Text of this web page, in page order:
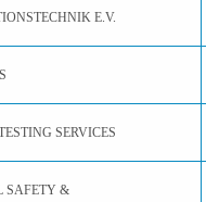
E.V.
SERVICES
SAFETY &